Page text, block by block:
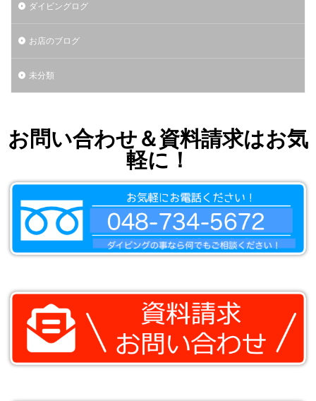
ダイビングログ
お店のブログ
未分類
お問い合わせ＆資料請求はお気
軽に！